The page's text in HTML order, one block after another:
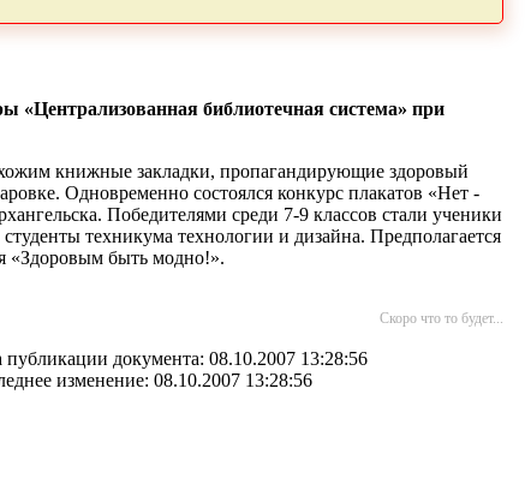
«Централизованная библиотечная система» при
книжные закладки, пропагандирующие здоровый
Одновременно состоялся конкурс плакатов «Нет -
Победителями среди 7-9 классов стали ученики
техникума технологии и дизайна. Предполагается
«Здоровым быть модно!».
Скоро что то будет...
публикации документа: 08.10.2007 13:28:56
изменение: 08.10.2007 13:28:56